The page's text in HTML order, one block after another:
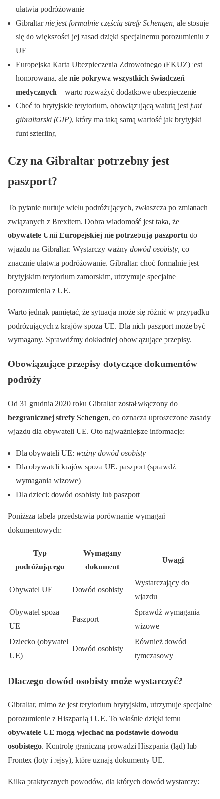
ułatwia podróżowanie
Gibraltarnie jest formalnie częścią strefy Schengen, ale stosuje
się do większości jej zasad dzięki specjalnemu porozumieniu z
UE
Europejska Karta Ubezpieczenia Zdrowotnego (EKUZ) jest
honorowana, ale nie pokrywa wszystkich świadczeń
medycznych – warto rozważyć dodatkowe ubezpieczenie
Choć to brytyjskie terytorium, obowiązującą walutą jest funt
gibraltarski (GIP), który ma taką samą wartość jak brytyjski
funt szterling
Czy na Gibraltar potrzebny jest
paszport?
To pytanie nurtuje wielu podróżujących, zwłaszcza po zmianach
związanych z Brexitem. Dobra wiadomość jest taka, że
obywatele Unii Europejskiej nie potrzebują paszportu do
wjazdu na Gibraltar. Wystarczy ważny dowód osobisty, co
znacznie ułatwia podróżowanie. Gibraltar, choć formalnie jest
brytyjskim terytorium zamorskim, utrzymuje specjalne
porozumienia z UE.
Warto jednak pamiętać, że sytuacja może się różnić w przypadku
podróżujących z krajów spoza UE. Dla nich paszport może być
wymagany. Sprawdźmy dokładniej obowiązujące przepisy.
Obowiązujące przepisy dotyczące dokumentów
podróży
Od 31 grudnia 2020 roku Gibraltar został włączony do
bezgranicznej strefy Schengen, co oznacza uproszczone zasady
wjazdu dla obywateli UE. Oto najważniejsze informacje:
Dla obywateli UE: ważny dowód osobisty
Dla obywateli krajów spoza UE: paszport (sprawdź
wymagania wizowe)
Dla dzieci: dowód osobisty lub paszport
Poniższa tabela przedstawia porównanie wymagań
dokumentowych:
Typ
podróżującego
Wymagany
dokument
Uwagi
Obywatel UE Dowód osobisty
Wystarczający do
wjazdu
Obywatel spoza
UE
Paszport
Sprawdź wymagania
wizowe
Dziecko (obywatel
UE)
Dowód osobisty
Również dowód
tymczasowy
Dlaczego dowód osobisty może wystarczyć?
Gibraltar, mimo że jest terytorium brytyjskim, utrzymuje specjalne
porozumienie z Hiszpanią i UE. To właśnie dzięki temu
obywatele UE mogą wjechać na podstawie dowodu
osobistego. Kontrolę graniczną prowadzi Hiszpania (ląd) lub
Frontex (loty i rejsy), które uznają dokumenty UE.
Kilka praktycznych powodów, dla których dowód wystarczy: